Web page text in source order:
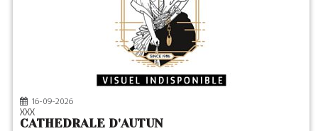
16-09-2026
XXX
CATHEDRALE D'AUTUN